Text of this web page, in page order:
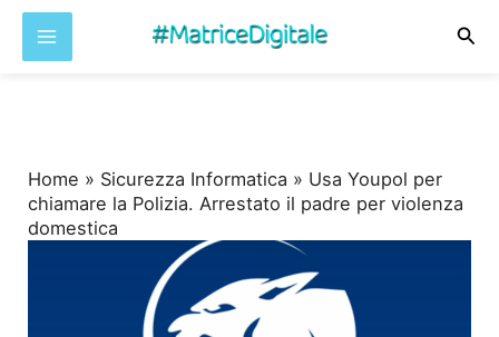
Home » Sicurezza Informatica » Usa Youpol per
chiamare la Polizia. Arrestato il padre per violenza
domestica